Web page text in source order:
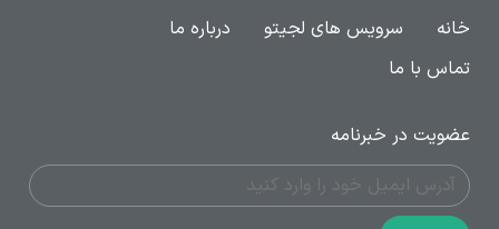
خانه سرویس های لجیتو
درباره ما
تماس با ما
عضویت در خبرنامه